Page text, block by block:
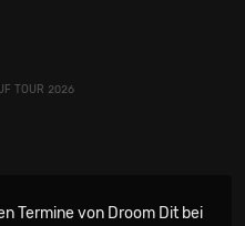
TOUR 2026
Termine von Droom Dit bei